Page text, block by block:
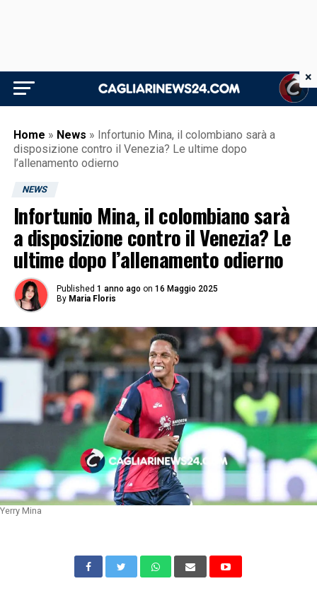
Home » News » Infortunio Mina, il colombiano sarà a
disposizione contro il Venezia? Le ultime dopo
l’allenamento odierno
NEWS
Infortunio Mina, il colombiano sarà
a disposizione contro il Venezia? Le
ultime dopo l’allenamento odierno
Published 1 anno ago on 16 Maggio 2025
By Maria Floris
Yerry Mina
×